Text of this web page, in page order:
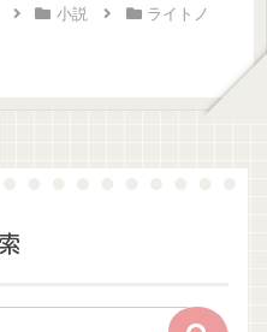
小説
ライトノ